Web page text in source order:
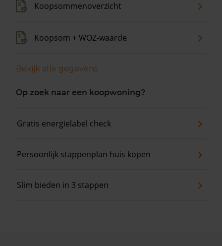
Koopsommenoverzicht
Koopsom + WOZ-waarde
Bekijk alle gegevens
Op zoek naar een koopwoning?
Gratis energielabel check
Persoonlijk stappenplan huis kopen
Slim bieden in 3 stappen